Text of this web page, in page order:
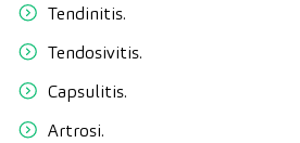
Tendinitis.
Tendosivitis.
Capsulitis.
Artrosi.